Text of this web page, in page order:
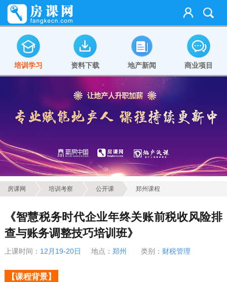
培训学习 资料下载 地产新闻 商业项目
房课网 培训考察 公开课 郑州课程
《智慧税务时代企业年终关账前税收风险排
查与账务调整技巧培训班》
上课时间： 12月19-20日 地点： 郑州 类别： 财税管理
【课程背景】